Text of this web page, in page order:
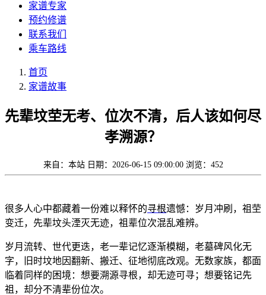
家谱专家
预约修谱
联系我们
乘车路线
首页
家谱故事
先辈坟茔无考、位次不清，后人该如何尽
孝溯源？
来自：本站 日期：2026-06-15 09:00:00 浏览：452
很多人心中都藏着一份难以释怀的寻根遗憾：岁月冲刷，祖茔
变迁，先辈坟头湮灭无迹，祖辈位次混乱难辨。
岁月流转、世代更迭，老一辈记忆逐渐模糊，老墓碑风化无
字，旧时坟地因翻新、搬迁、征地彻底改观。无数家族，都面
临着同样的困境：想要溯源寻根，却无迹可寻；想要铭记先
祖，却分不清辈份位次。